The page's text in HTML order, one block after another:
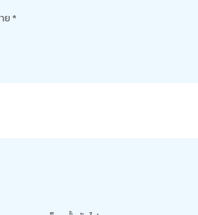
ย*